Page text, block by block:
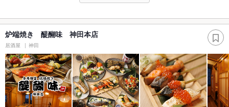
炉端焼き 醍醐味 神田本店
居酒屋 神田